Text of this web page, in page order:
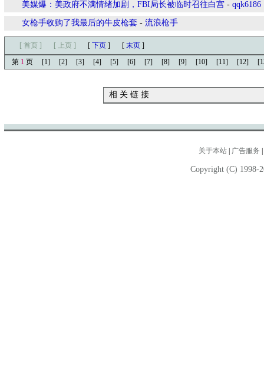
美媒爆：美政府不满情绪加剧，FBI局长被临时召往白宫 - qqk6186
女枪手收购了我最后的牛皮枪套 - 流浪枪手
[ 首页 ] [ 上页 ] [ 下页 ] [ 末页 ]
第 1 页 [1] [2] [3] [4] [5] [6] [7] [8] [9] [10] [11] [12]
相 关 链 接
关于本站 广告服务
Copyright (C) 1998-